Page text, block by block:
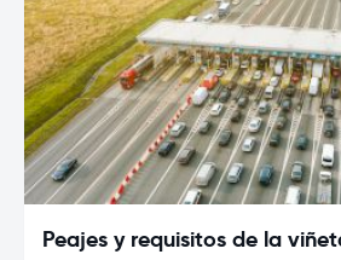
Peajes y requisitos de la